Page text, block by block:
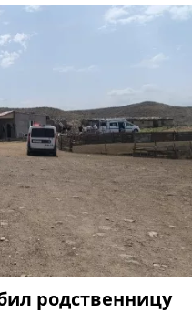
родственницу